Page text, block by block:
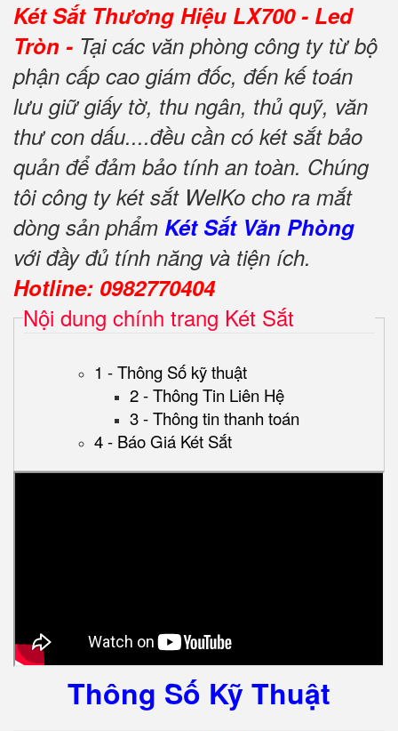
Két Sắt Thương Hiệu LX700 - Led
Tròn - Tại các văn phòng công ty từ bộ
phận cấp cao giám đốc, đến kế toán
lưu giữ giấy tờ, thu ngân, thủ quỹ, văn
thư con dấu....đều cần có két sắt bảo
quản để đảm bảo tính an toàn. Chúng
tôi công ty két sắt WelKo cho ra mắt
dòng sản phẩm Két Sắt Văn Phòng
với đầy đủ tính năng và tiện ích.
Hotline: 0982770404
Nội dung chính trang Két Sắt
1 - Thông Số kỹ thuật
2 - Thông Tin Liên Hệ
3 - Thông tin thanh toán
4 - Báo Giá Két Sắt
Thông Số Kỹ Thuật